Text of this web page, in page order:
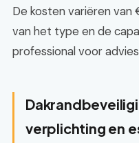
De kosten variëren
van het type en de
professional voor
verplichting en